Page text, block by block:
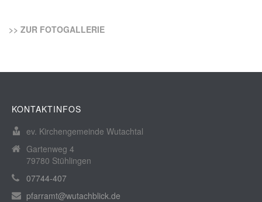
>> ZUR FOTOGALLERIE
KONTAKTINFOS
ev. Kirchengemeinde Wutachtal
Gartenweg 4
79780 Stühlingen
07744-407
pfarramt@wutachblick.de